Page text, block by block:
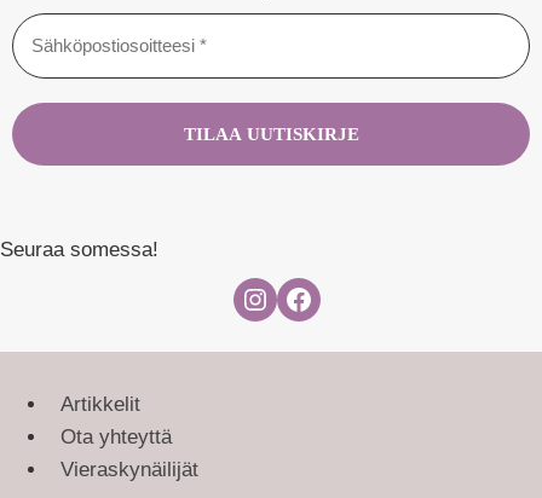
Seuraa somessa!
Instagram Facebook
Artikkelit
Ota yhteyttä
Vieraskynäilijät